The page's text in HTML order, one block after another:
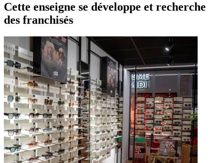
Cette enseigne se développe et recherche
des franchisés